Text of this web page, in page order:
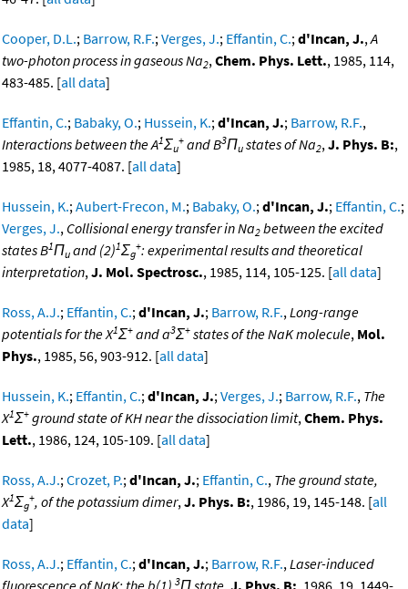
Cooper, D.L.; Barrow, R.F.;Verges, J.; Effantin, C.;d'Incan, J.,A
two-photon process in gaseous Na2,Chem. Phys. Lett., 1985, 114,
483-485. [all data]
Effantin, C.; Babaky, O.; Hussein, K.;d'Incan, J.; Barrow, R.F.,
Interactions between the A1Σu
+ and B3Πu states of Na2,J. Phys. B:,
1985, 18, 4077-4087. [all data]
Hussein, K.;Aubert-Frecon, M.; Babaky, O.;d'Incan, J.; Effantin, C.;
Verges, J., Collisional energy transfer in Na2 between the excited
states B1Πu and (2)1Σg
+: experimental results and theoretical
interpretation,J. Mol. Spectrosc., 1985, 114, 105-125. [all data]
Ross, A.J.; Effantin, C.;d'Incan, J.; Barrow, R.F.,Long-range
potentials for the X1Σ+ and a3Σ+ states of the NaK molecule, Mol.
Phys., 1985, 56, 903-912. [all data]
Hussein, K.; Effantin, C.;d'Incan, J.;Verges, J.; Barrow, R.F., The
X1Σ+ ground state of KH near the dissociation limit,Chem. Phys.
Lett., 1986, 124, 105-109. [all data]
Ross, A.J.;Crozet, P.;d'Incan, J.; Effantin, C., The ground state,
X1Σg
+, of the potassium dimer,J. Phys. B:, 1986, 19, 145-148. [all
data]
Ross, A.J.; Effantin, C.;d'Incan, J.; Barrow, R.F.,Laser-induced
3